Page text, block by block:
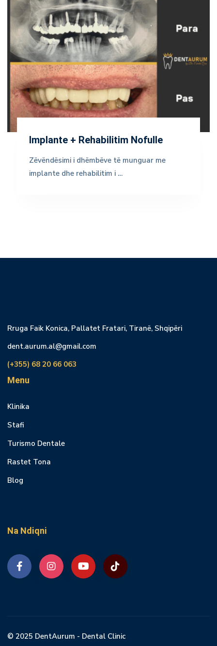
Implante + Rehabilitim Nofulle
Zëvëndësimi i dhëmbëve të munguar me
implante dhe rehabilitim i …
Rruga Faik Konica, Pallatet Fratari, Tiranë, Shqipëri
dent.aurum.al@gmail.com
(+355) 68 20 66 063
Menu
Klinika
Stafi
Turismo Dentale
Rastet Tona
Blog
Na Ndiqni
© 2025 DentAurum - Dental Clinic